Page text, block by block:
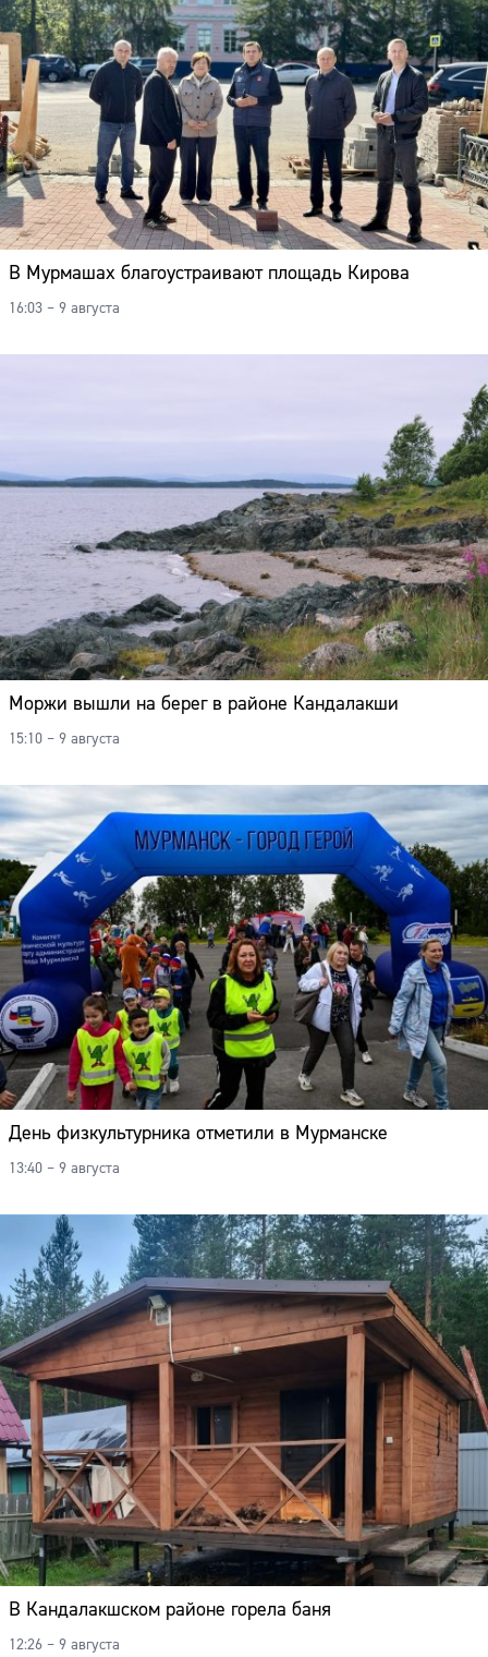
В Мурмашах благоустраивают площадь Кирова
16:03 – 9 августа
Моржи вышли на берег в районе Кандалакши
15:10 – 9 августа
День физкультурника отметили в Мурманске
13:40 – 9 августа
В Кандалакшском районе горела баня
12:26 – 9 августа